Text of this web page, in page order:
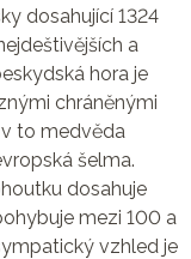
dosahující 1324
a
hora je
chráněnými
to medvěda
šelma.
dosahuje
mezi 100 a
vzhled je